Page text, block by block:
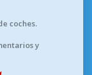
coches.
y